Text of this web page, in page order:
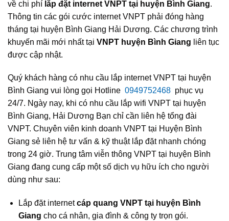
về chi phí lắp đặt internet VNPT tại huyện Bình Giang.
Thông tin các gói cước internet VNPT phải đóng hàng
tháng tại huyện Bình Giang Hải Dương. Các chương trình
khuyến mãi mới nhất tại VNPT huyện Bình Giang liên tục
được cập nhật.
Quý khách hàng có nhu cầu lắp internet VNPT tại huyện
Bình Giang vui lòng gọi Hotline 0949752468 phục vụ
24/7. Ngày nay, khi có nhu cầu lắp wifi VNPT tại huyện
Bình Giang, Hải Dương Bạn chỉ cần liên hệ tổng đài
VNPT. Chuyên viên kinh doanh VNPT tại Huyện Bình
Giang sẻ liên hệ tư vấn & kỹ thuật lắp đặt nhanh chóng
trong 24 giờ. Trung tâm viễn thông VNPT tại huyện Bình
Giang đang cung cấp một số dịch vụ hữu ích cho người
dùng như sau:
Lắp đặt internetcáp quang VNPT tại huyện Bình
Giang cho cá nhân, gia đình & công ty trọn gói.